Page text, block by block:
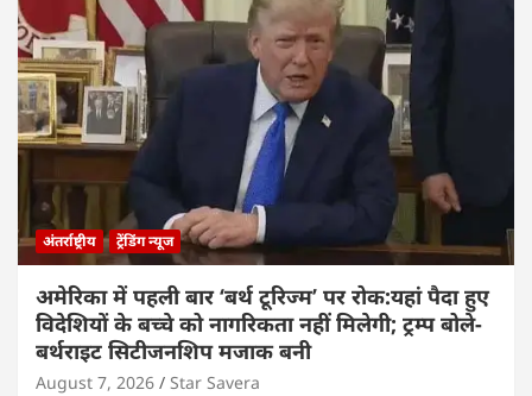
अंतर्राष्ट्रीय ट्रेंडिंग न्यूज
अमेरिका में पहली बार ‘बर्थ टूरिज्म’ पर रोक:यहां पैदा हुए
विदेशियों के बच्चे को नागरिकता नहीं मिलेगी; ट्रम्प बोले-
बर्थराइट सिटीजनशिप मजाक बनी
August 7, 2026 Star Savera